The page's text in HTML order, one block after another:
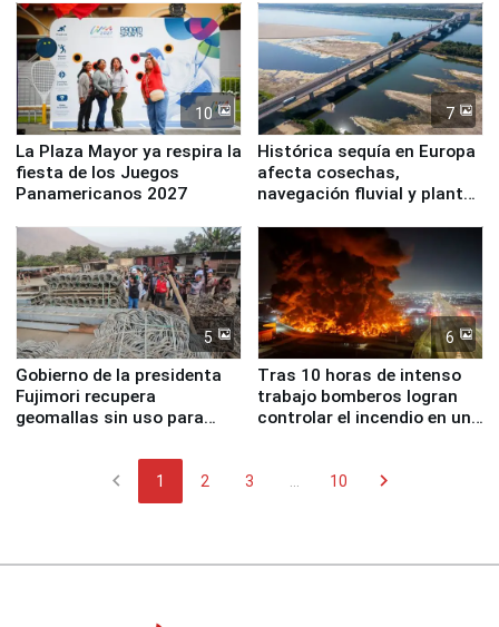
10
La Plaza Mayor ya respira la
fiesta de los Juegos
Panamericanos 2027
7
Histórica sequía en Europa
afecta cosechas,
navegación fluvial y plantas
5
Gobierno de la presidenta
Fujimori recupera
geomallas sin uso para
Fenómeno El Niño
6
Tras 10 horas de intenso
trabajo bomberos logran
controlar el incendio en una
chevron_left 1 2 3 10 chevron_right